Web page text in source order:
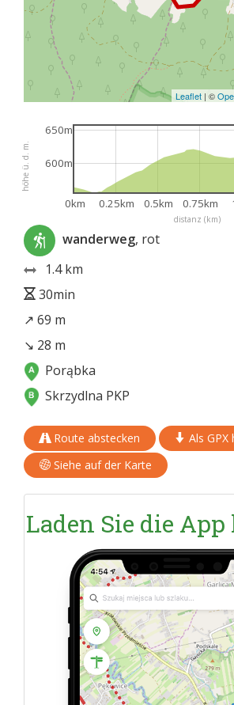
Leaflet | ©
distanz (km)
höhe ü. d. m.
0km 0.25km 0.5km 0.75km
600m
650m
wanderweg, rot
1.4 km
30min
↗ 69 m
↘ 28 m
Porąbka
Skrzydlna PKP
Route abstecken
Als GPX
Siehe auf der Karte
Laden Sie die